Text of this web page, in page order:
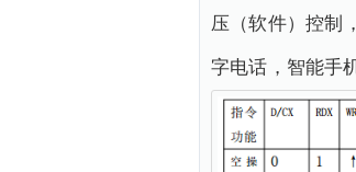
压（软件）控制
字电话，智能手